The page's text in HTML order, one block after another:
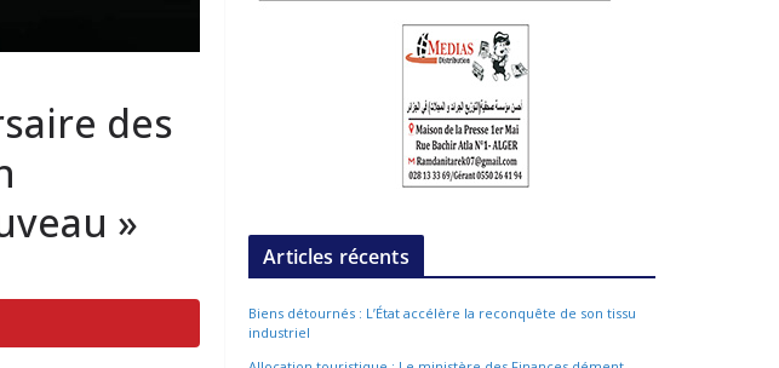
des
»
Articles récents
Biens détournés : L’État accélère la reconquête de son tissu
industriel